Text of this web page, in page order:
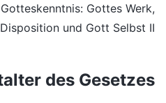
Gottes Werk,
und Gott Selbst II
des Gesetzes